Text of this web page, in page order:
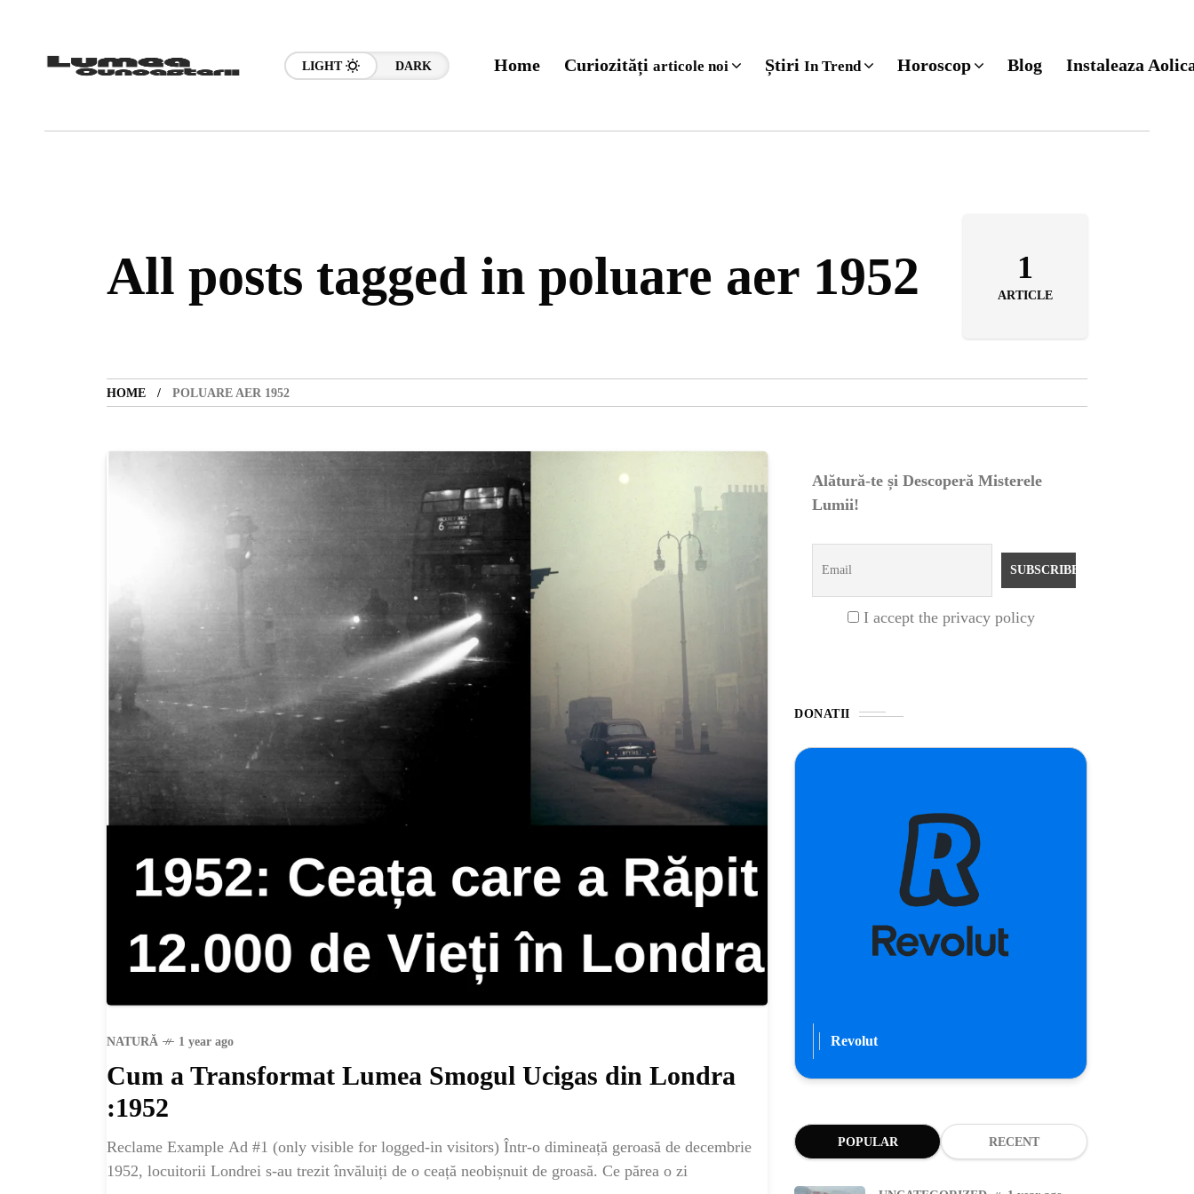
LIGHT DARK Home Curiozități articole noi Știri In Trend Horoscop Blog Instaleaza
All posts tagged in poluare aer 1952 1
ARTICLE
HOME POLUARE AER 1952
NATURĂ 1 year ago
Cum a Transformat Lumea Smogul Ucigas din Londra
:1952
Reclame Example Ad #1 (only visible for logged-in visitors) Într-o dimineață geroasă de decembrie
1952, locuitorii Londrei s-au trezit învăluiți de o ceață neobișnuit de groasă. Ce părea o zi
Alătură-te și Descoperă Misterele
Lumii!
I accept the privacy policy
DONATII
Revolut
POPULAR RECENT